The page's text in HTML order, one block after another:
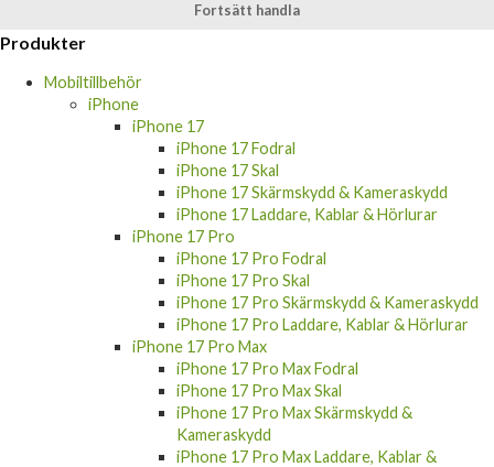
Fortsätt handla
Produkter
Mobiltillbehör
iPhone
iPhone 17
iPhone 17 Fodral
iPhone 17 Skal
iPhone 17 Skärmskydd & Kameraskydd
iPhone 17 Laddare, Kablar & Hörlurar
iPhone 17 Pro
iPhone 17 Pro Fodral
iPhone 17 Pro Skal
iPhone 17 Pro Skärmskydd & Kameraskydd
iPhone 17 Pro Laddare, Kablar & Hörlurar
iPhone 17 Pro Max
iPhone 17 Pro Max Fodral
iPhone 17 Pro Max Skal
iPhone 17 Pro Max Skärmskydd &
Kameraskydd
iPhone 17 Pro Max Laddare, Kablar &